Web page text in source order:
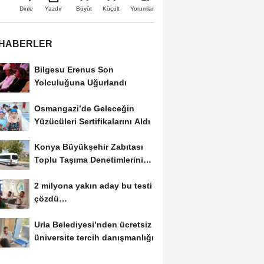
Dinle Yazdır Büyüt Küçült Yorumlar
Bilgesu Erenus Son
Yolculuğuna Uğurlandı
Osmangazi’de Geleceğin
Yüzücüleri Sertifikalarını Aldı
Konya Büyükşehir Zabıtası
Toplu Taşıma Denetimlerini
2 milyona yakın aday bu testi
çözdü…
Urla Belediyesi’nden ücretsiz
üniversite tercih danışmanlığı